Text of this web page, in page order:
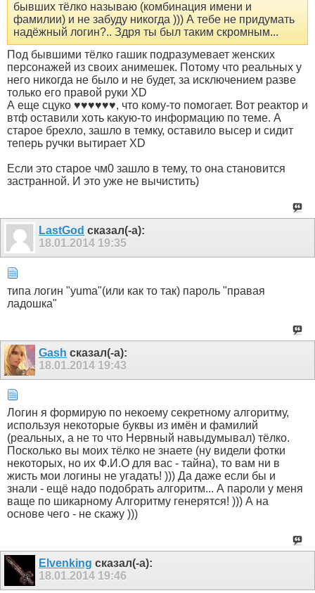
бывших тёлко называю (комбинация имени и
фамилии) и не забуду никогда ))) А тебе не придумать
надёжный логин?.. Здря ты был таким скромным...
Под бывшими тёлко гашик подразумевает женских
персонажей из своих анимешек. Потому что реальных у
него никогда не было и не будет, за исключением разве
только его правой руки XD
А еще сцуко ♥♥♥♥♥♥, что кому-то помогает. Вот реактор и
втф оставили хоть какую-то информацию по теме. А
старое брехло, зашло в темку, оставило высер и сидит
теперь ручки вытирает XD
Если это старое чм0 зашло в тему, то она становится
застранной. И это уже не вычистить)
LastGod сказал(-а):
18.01.2014 19:35
типа логин "yuma"(или как то так) пароль "правая
ладошка"
Gash сказал(-а):
18.01.2014 19:43
Логин я формирую по некоему секретному алгоритму,
используя некоторые буквы из имён и фамилий
(реальных, а не то что Нервный навыдумывал) тёлко.
Посколько вы моих тёлко не знаете (ну видели фотки
некоторых, но их Ф.И.О для вас - тайна), то вам ни в
жисть мои логины не угадать! ))) Да даже если бы и
знали - ещё надо подобрать алгоритм... А пароли у меня
ваще по шикарному Алгоритму генерятся! ))) А на
основе чего - не скажу )))
Elvenking сказал(-а):
18.01.2014 19:46